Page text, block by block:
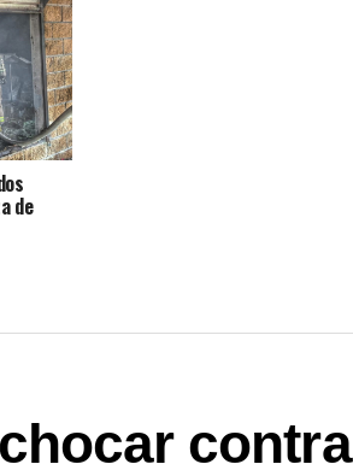
de
contra